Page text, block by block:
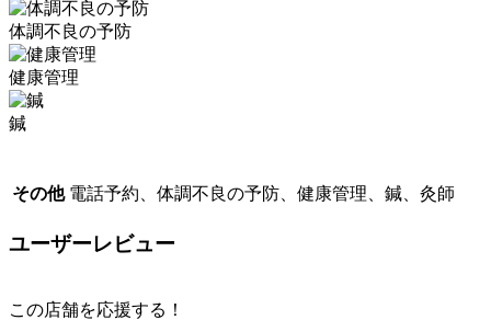
体調不良の予防
健康管理
鍼
その他 電話予約、体調不良の予防、健康管理、鍼、灸師
ユーザーレビュー
この店舗を応援する！